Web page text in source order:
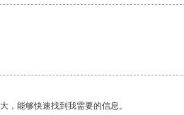
，能够快速找到我需要的信息。